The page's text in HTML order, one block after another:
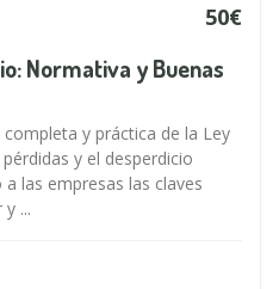
50€
Normativa y Buenas
y práctica de la Ley
y el desperdicio
las empresas las claves
...